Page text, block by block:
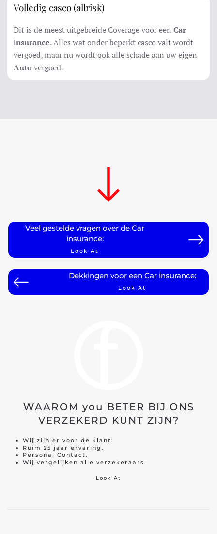
Volledig casco (allrisk)
Dit is de meest uitgebreide Coverage voor een Car
insurance. Alles wat onder beperkt casco valt wordt
vergoed, maar nu wordt ook alle schade aan uw eigen
Auto vergoed.
Veel gestelde vragen over de Car
insurance:
Look At
Dekkingen voor een Car insurance:
Look At
WAAROM you BETER BIJ ONS
VERZEKERD KUNT ZIJN?
Wij zijn er voor de klant.
Ruim 25 jaar ervaring.
Personal Contact.
Wij vergelijken alle verzekeraars.
Look At